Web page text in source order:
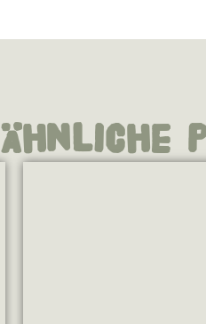
Ähnliche